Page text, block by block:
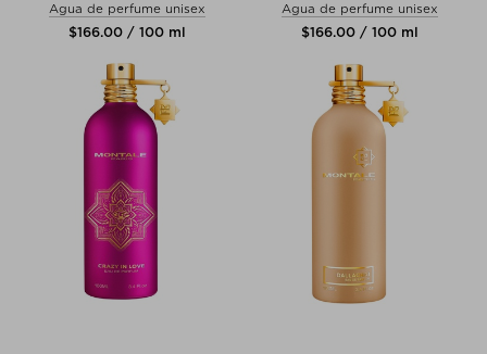
Agua de perfume unisex
$‌166.00 / 100 ml
Agua de perfume unisex
$‌166.00 / 100 ml